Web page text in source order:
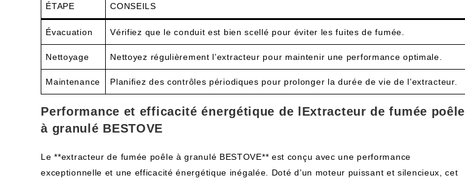
ÉTAPE CONSEILS
Évacuation Vérifiez que le conduit est bien scellé pour éviter les fuites de fumée.
Nettoyage Nettoyez régulièrement l’extracteur pour maintenir une performance optimale.
Maintenance Planifiez des contrôles périodiques pour prolonger la durée de vie de l’extracteur.
Performance et efficacité énergétique de lExtracteur de fumée poêle
à granulé BESTOVE
Le **extracteur de fumée poêle à granulé BESTOVE** est conçu avec une performance
exceptionnelle et une efficacité énergétique inégalée. Doté d’un moteur puissant et silencieux, cet